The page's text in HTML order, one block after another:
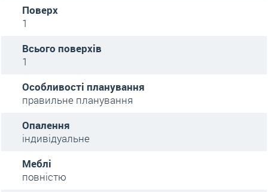
Поверх
1
Всього поверхів
1
Особливості планування
правильне планування
Опалення
індивідуальне
Меблі
повністю